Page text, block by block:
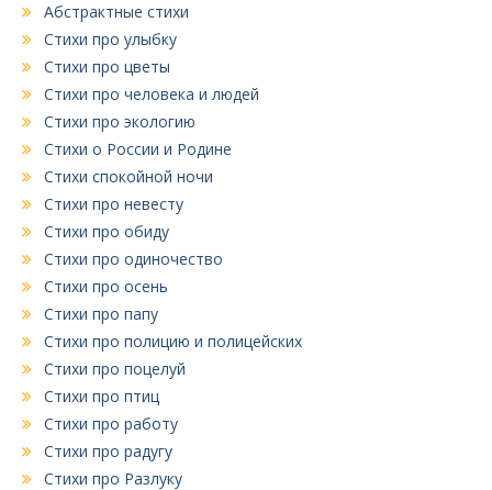
Абстрактные стихи
Стихи про улыбку
Стихи про цветы
Стихи про человека и людей
Стихи про экологию
Стихи о России и Родине
Стихи спокойной ночи
Стихи про невесту
Стихи про обиду
Стихи про одиночество
Стихи про осень
Стихи про папу
Стихи про полицию и полицейских
Стихи про поцелуй
Стихи про птиц
Стихи про работу
Стихи про радугу
Стихи про Разлуку